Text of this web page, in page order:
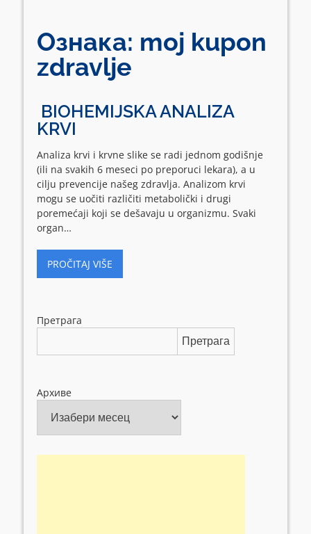
Ознака: moj kupon
zdravlje
BIOHEMIJSKA ANALIZA
KRVI
Analiza krvi i krvne slike se radi jednom godišnje
(ili na svakih 6 meseci po preporuci lekara), a u
cilju prevencije našeg zdravlja. Analizom krvi
mogu se uočiti različiti metabolički i drugi
poremećaji koji se dešavaju u organizmu. Svaki
organ…
PROČITAJ VIŠE
Претрага
Претрага
Архиве